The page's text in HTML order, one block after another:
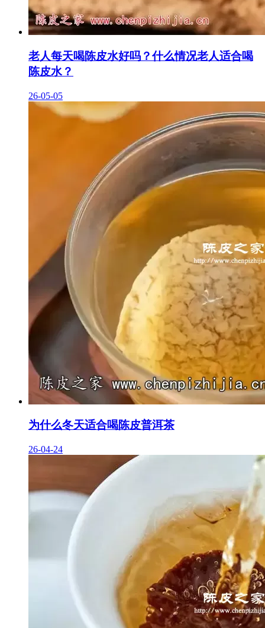
老人每天喝陈皮水好吗？什么情况老人适合喝
陈皮水？
26-05-05
为什么冬天适合喝陈皮普洱茶
26-04-24